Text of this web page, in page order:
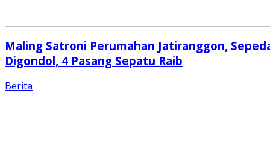
Maling Satroni Perumahan Jatiranggon,
Digondol, 4 Pasang Sepatu Raib
Berita